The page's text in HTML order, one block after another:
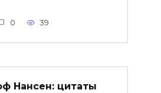
0 39
Нансен: цитаты